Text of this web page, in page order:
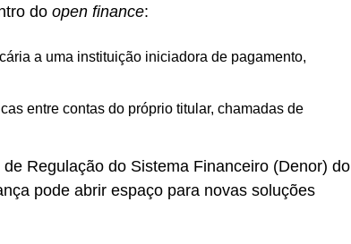
do open finance:
a uma instituição iniciadora de pagamento,
entre contas do próprio titular, chamadas de
Regulação do Sistema Financeiro (Denor) do
pode abrir espaço para novas soluções